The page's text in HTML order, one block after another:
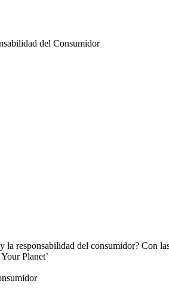
del Consumidor
la responsabilidad del consumidor? Con
Planet’